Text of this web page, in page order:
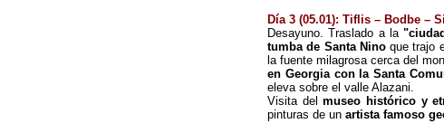
Día 3 (05.01): Tiflis – Bodbe –
Desayuno.Traslado a la
tumba de Santa Ninoque trajo
la fuente milagrosa cerca del
en Georgia con la Santa
eleva sobre el valle Alazani.
Visita delmuseo histórico y
pinturas de un artista famoso